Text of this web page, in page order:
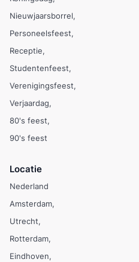
Nieuwjaarsborrel
Personeelsfeest
Receptie
Studentenfeest
Verenigingsfeest
Verjaardag
80's feest
90's feest
Locatie
Nederland
Amsterdam
Utrecht
Rotterdam
Eindhoven